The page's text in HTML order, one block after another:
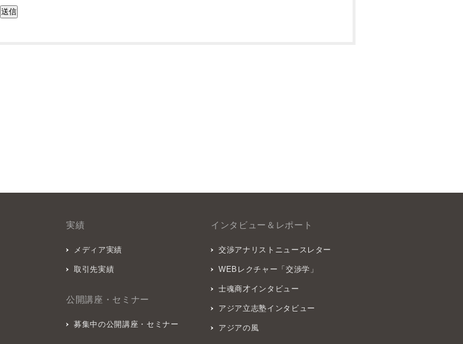
実績
メディア実績
取引先実績
公開講座・セミナー
募集中の公開講座・セミナー
インタビュー＆レポート
交渉アナリストニュースレター
WEBレクチャー「交渉学」
士魂商才インタビュー
アジア立志塾インタビュー
アジアの風